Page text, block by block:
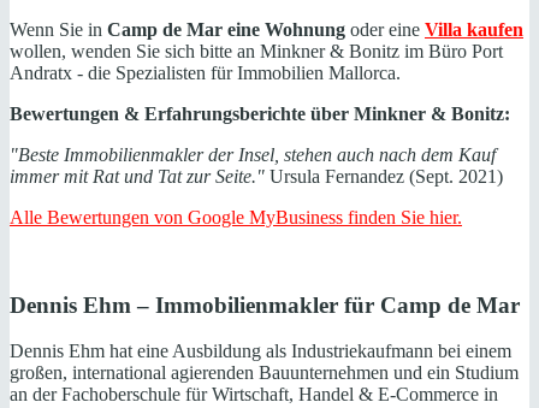
Wenn Sie in Camp de Mar eine Wohnung oder eine Villa kaufen
wollen, wenden Sie sich bitte an Minkner & Bonitz im Büro Port
Andratx - die Spezialisten für Immobilien Mallorca.
Bewertungen & Erfahrungsberichte über Minkner & Bonitz:
"Beste Immobilienmakler der Insel, stehen auch nach dem Kauf
immer mit Rat und Tat zur Seite." Ursula Fernandez (Sept. 2021)
Alle Bewertungen von Google MyBusiness finden Sie hier.
Dennis Ehm – Immobilienmakler für Camp de Mar
Dennis Ehm hat eine Ausbildung als Industriekaufmann bei einem
großen, international agierenden Bauunternehmen und ein Studium
an der Fachoberschule für Wirtschaft, Handel & E-Commerce in